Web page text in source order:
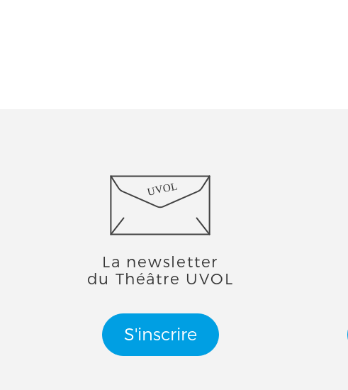
UVOL
La newsletter
du Théâtre UVOL
S'inscrire